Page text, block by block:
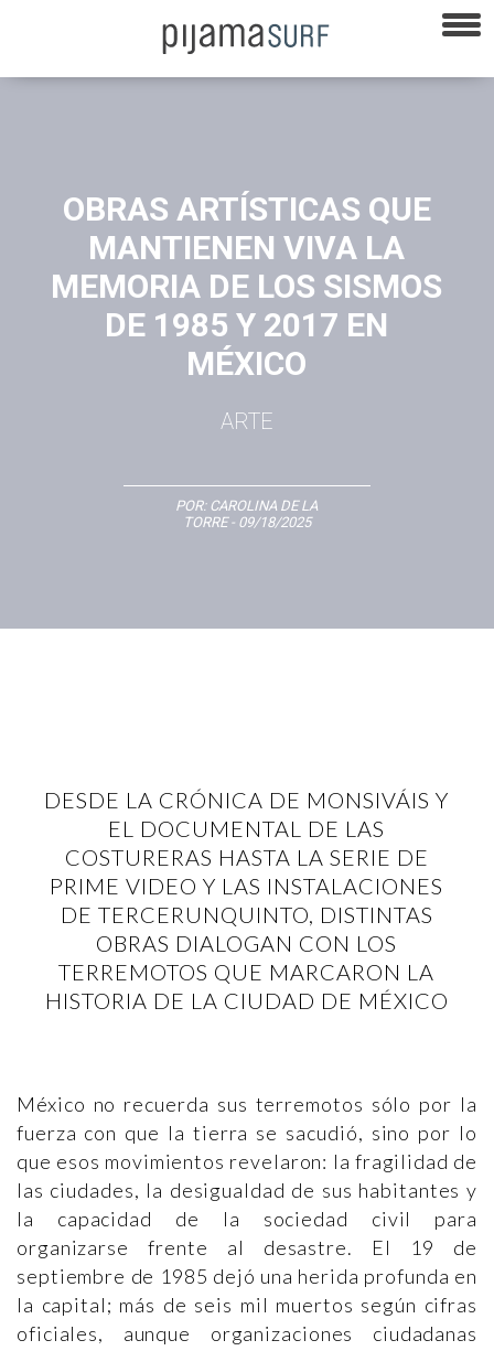
OBRAS ARTÍSTICAS QUE
MANTIENEN VIVA LA
MEMORIA DE LOS SISMOS
DE 1985 Y 2017 EN
MÉXICO
ARTE
POR: CAROLINA DE LA
TORRE- 09/18/2025
DESDE LA CRÓNICA DE MONSIVÁIS Y
EL DOCUMENTAL DE LAS
COSTURERAS HASTA LA SERIE DE
PRIME VIDEO Y LAS INSTALACIONES
DE TERCERUNQUINTO, DISTINTAS
OBRAS DIALOGAN CON LOS
TERREMOTOS QUE MARCARON LA
HISTORIA DE LA CIUDAD DE MÉXICO
México no recuerda sus terremotos sólo por la
fuerza con que la tierra se sacudió, sino por lo
que esos movimientos revelaron: la fragilidad de
las ciudades, la desigualdad de sus habitantes y
la capacidad de la sociedad civil para
organizarse frente al desastre. El 19 de
septiembre de 1985 dejó una herida profunda en
la capital; más de seis mil muertos según cifras
oficiales, aunque organizaciones ciudadanas